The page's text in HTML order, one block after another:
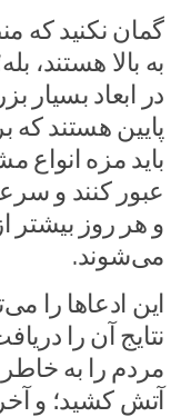
گمان نکنید که
به بالا هستند،
در ابعاد بسیار
پایین هستند که
باید مزه انواع
عبور کنند و
و هر روز بیشتر
می‌شوند.
این ادعا‌ها را
نتایج آن را
مردم را به
آتش کشید؛ و